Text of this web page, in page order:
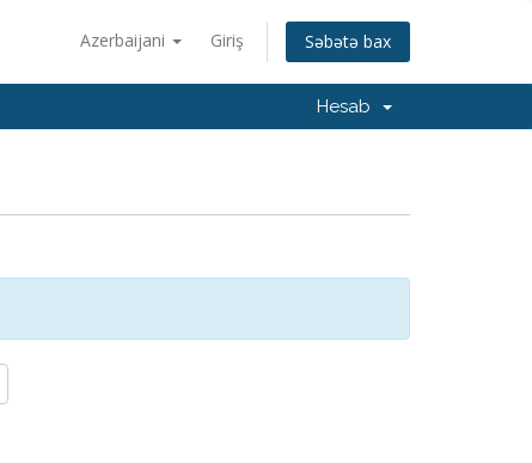
Azerbaijani Giriş Səbətə bax
Hesab